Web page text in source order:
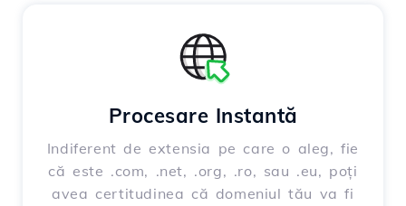
Procesare Instantă
Indiferent de extensia pe care o aleg, fie
că este .com, .net, .org, .ro, sau .eu, poți
avea certitudinea că domeniul tău va fi